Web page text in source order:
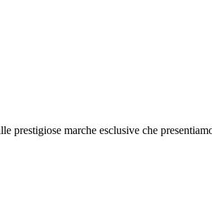
prestigiose marche esclusive che